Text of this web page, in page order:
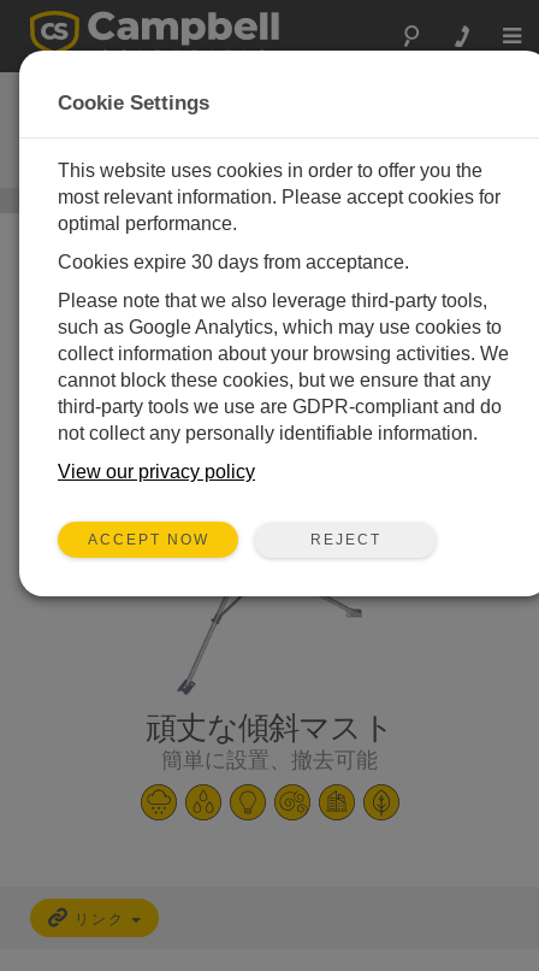
CM110
10 フィート ステンレススチール
三脚（接地キット付き）
三脚 / CM110
頑丈な傾斜マスト
簡単に設置、撤去可能
リンク
Cookie Settings
This website uses cookies in order to offer you the
most relevant information. Please accept cookies for
optimal performance.
Cookies expire 30 days from acceptance.
Please note that we also leverage third-party tools,
such as Google Analytics, which may use cookies to
collect information about your browsing activities. We
cannot block these cookies, but we ensure that any
third-party tools we use are GDPR-compliant and do
not collect any personally identifiable information.
View our privacy policy
ACCEPT NOW REJECT